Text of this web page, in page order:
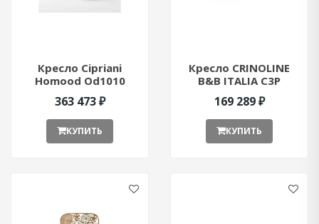
Кресло Cipriani
Homood Od1010
ant381754
363 473 ₽
КУПИТЬ
Кресло CRINOLINE
B&B ITALIA C3P
ant376833
169 289 ₽
КУПИТЬ